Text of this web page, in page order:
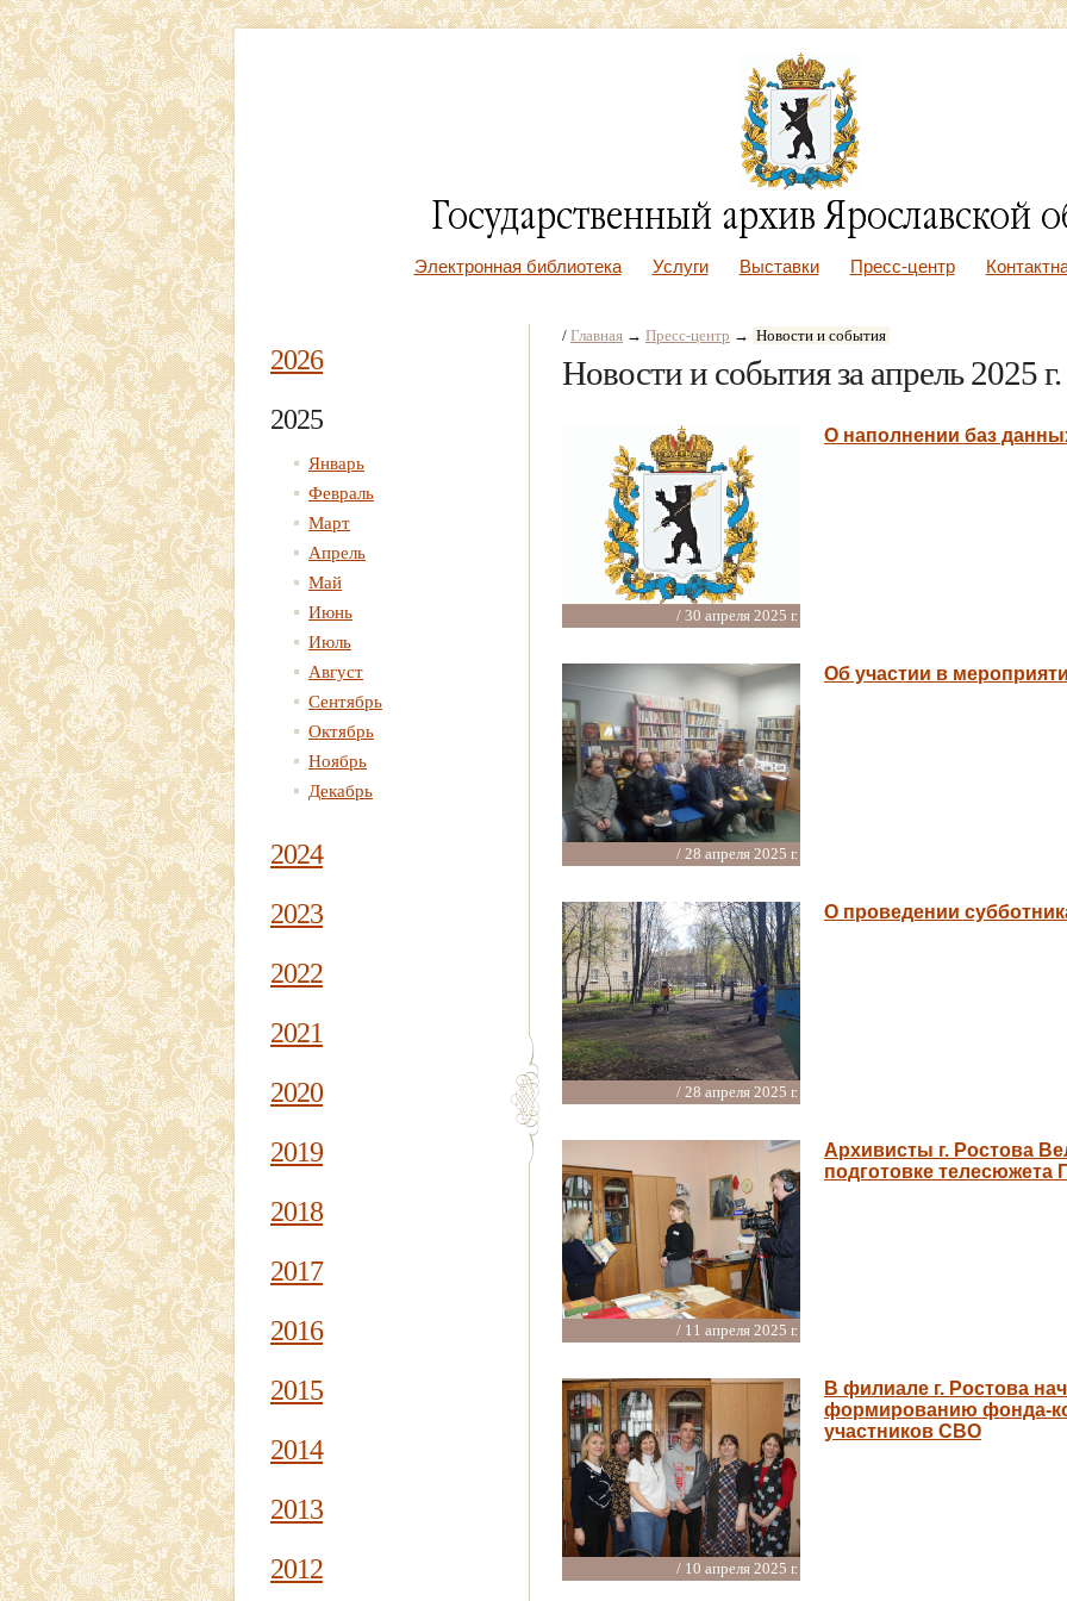
Электронная библиотека Услуги Выставки Пресс-центр
2026
2025
Январь
Февраль
Март
Апрель
Май
Июнь
Июль
Август
Сентябрь
Октябрь
Ноябрь
Декабрь
2024
2023
2022
2021
2020
2019
2018
2017
2016
2015
2014
2013
2012
/ Главная → Пресс-центр → Новости и события
Новости и события за апрель 2025
/ 30 апреля 2025 г.
О наполнении баз
/ 28 апреля 2025 г.
Об участии в
/ 28 апреля 2025 г.
О проведении
/ 11 апреля 2025 г.
Архивисты г. Ростова
подготовке
/ 10 апреля 2025 г.
В филиале г. Ростова
формированию фонда-
участников СВО